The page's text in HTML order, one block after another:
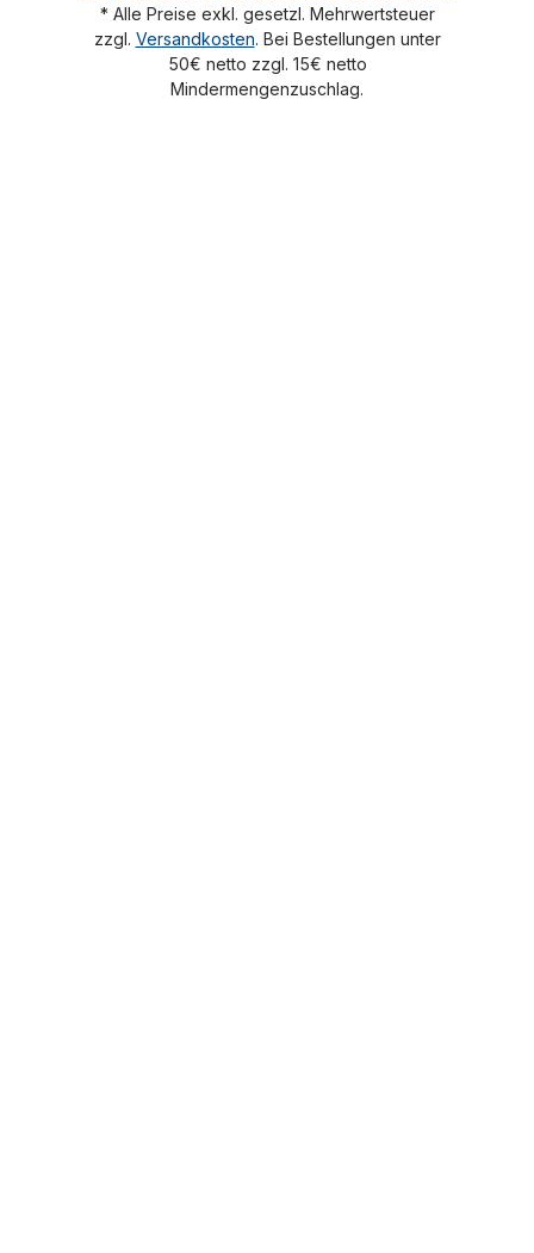
* Alle Preise exkl. gesetzl. Mehrwertsteuer
zzgl. Versandkosten. Bei Bestellungen unter
50€ netto zzgl. 15€ netto
Mindermengenzuschlag.